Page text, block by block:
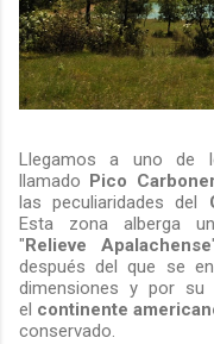
Llegamos a uno de
llamado Pico
las peculiaridades del
Esta zona alberga
"Relieve Apalachense
después del que se
dimensiones y por su
el continente
conservado.